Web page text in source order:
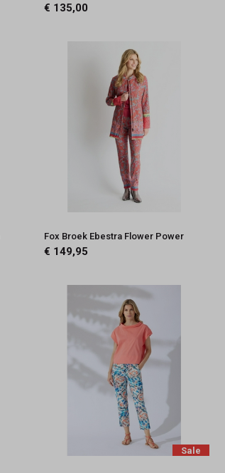
€ 135,00
Fox Broek Ebestra Flower Power
€ 149,95
Sale